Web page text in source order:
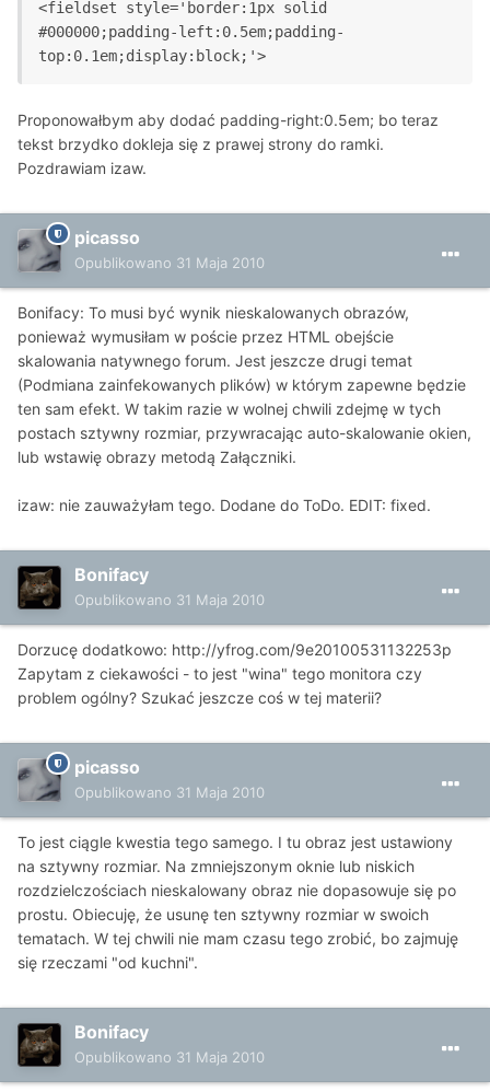
<fieldset style='border:1px solid
#000000;padding-left:0.5em;padding-
top:0.1em;display:block;'>
Proponowałbym aby dodać padding-right:0.5em; bo teraz
tekst brzydko dokleja się z prawej strony do ramki.
Pozdrawiam izaw.
picasso
Opublikowano 31 Maja 2010
Bonifacy: To musi być wynik nieskalowanych obrazów,
ponieważ wymusiłam w poście przez HTML obejście
skalowania natywnego forum. Jest jeszcze drugi temat
(Podmiana zainfekowanych plików) w którym zapewne będzie
ten sam efekt. W takim razie w wolnej chwili zdejmę w tych
postach sztywny rozmiar, przywracając auto-skalowanie okien,
lub wstawię obrazy metodą Załączniki.
izaw: nie zauważyłam tego. Dodane do ToDo. EDIT: fixed.
Bonifacy
Opublikowano 31 Maja 2010
Dorzucę dodatkowo: http://yfrog.com/9e20100531132253p
Zapytam z ciekawości - to jest "wina" tego monitora czy
problem ogólny? Szukać jeszcze coś w tej materii?
picasso
Opublikowano 31 Maja 2010
To jest ciągle kwestia tego samego. I tu obraz jest ustawiony
na sztywny rozmiar. Na zmniejszonym oknie lub niskich
rozdzielczościach nieskalowany obraz nie dopasowuje się po
prostu. Obiecuję, że usunę ten sztywny rozmiar w swoich
tematach. W tej chwili nie mam czasu tego zrobić, bo zajmuję
się rzeczami "od kuchni".
Bonifacy
Opublikowano 31 Maja 2010